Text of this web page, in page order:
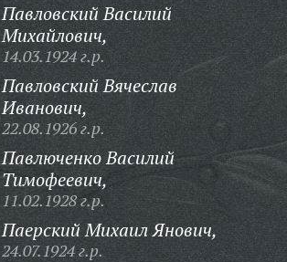
Павловский Василий
Михайлович,
14.03.1924 г.р.
Павловский Вячеслав
Иванович,
22.08.1926 г.р.
Павлюченко Василий
Тимофеевич,
11.02.1928 г.р.
Паерский Михаил Янович,
24.07.1924 г.р.